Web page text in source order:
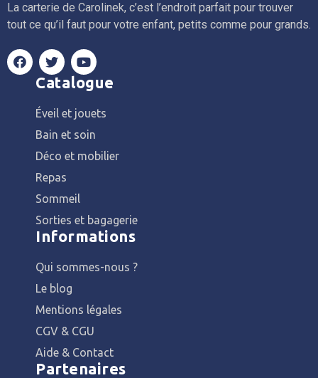
La carterie de Carolinek, c’est l’endroit parfait pour trouver
tout ce qu’il faut pour votre enfant, petits comme pour grands.
Catalogue
Éveil et jouets
Bain et soin
Déco et mobilier
Repas
Sommeil
Sorties et bagagerie
Informations
Qui sommes-nous ?
Le blog
Mentions légales
CGV & CGU
Aide & Contact
Partenaires